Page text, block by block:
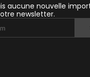
aucune nouvelle
newsletter.